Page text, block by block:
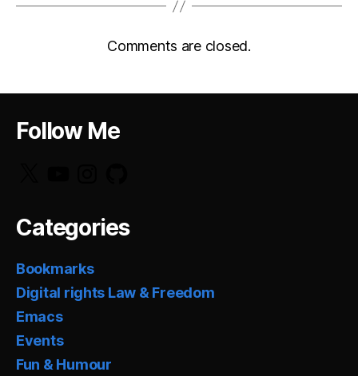
Comments are closed.
Follow Me
Categories
Bookmarks
Digital rights Law & Freedom
Emacs
Events
Fun & Humour